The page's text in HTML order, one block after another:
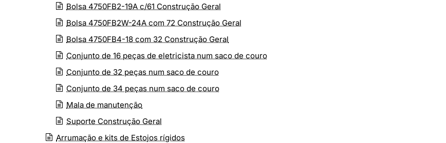
Bolsa 4750FB2-19A c/61 Construção Geral
Bolsa 4750FB2W-24A com 72 Construção Geral
Bolsa 4750FB4-18 com 32 Construção Geral
Conjunto de 16 peças de eletricista num saco de couro
Conjunto de 32 peças num saco de couro
Conjunto de 34 peças num saco de couro
Mala de manutenção
Suporte Construção Geral
Arrumação e kits de Estojos rígidos